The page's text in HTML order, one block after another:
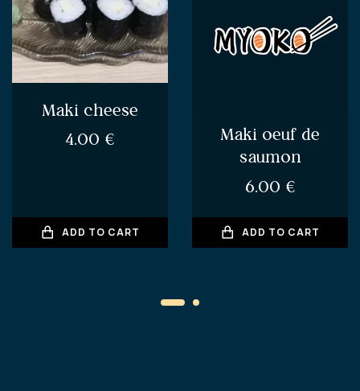
Maki cheese
4.00 €
ADD TO CART
Maki oeuf de
saumon
6.00 €
ADD TO CART